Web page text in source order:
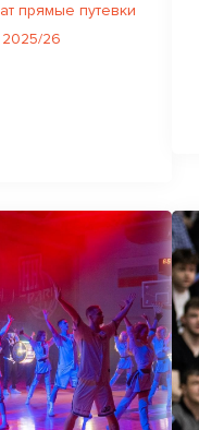
прямые путевки
26